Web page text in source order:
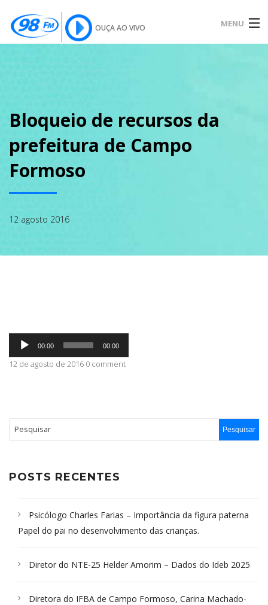
OUÇA AO VIVO MENU
SOBRE
NOTÍCIAS
CONTATO
Bloqueio de recursos da
prefeitura de Campo
Formoso
12 agosto 2016
Tocador
áudio
00:00 00:00
12 de agosto de 2016 0 comment
POSTS RECENTES
Psicólogo Charles Farias – Importância da figura paterna
Papel do pai no desenvolvimento das crianças.
Diretor do NTE-25 Helder Amorim – Dados do Ideb 2025
Diretora do IFBA de Campo Formoso, Carina Machado-